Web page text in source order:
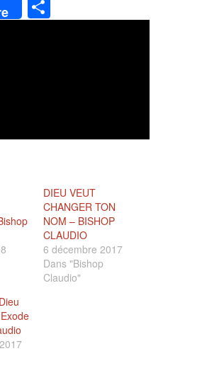
DIEU VEUT
CHANGER TON
NOM – BISHOP
CLAUDIO
6 décembre 2017
Dans "Bishop
Claudio"